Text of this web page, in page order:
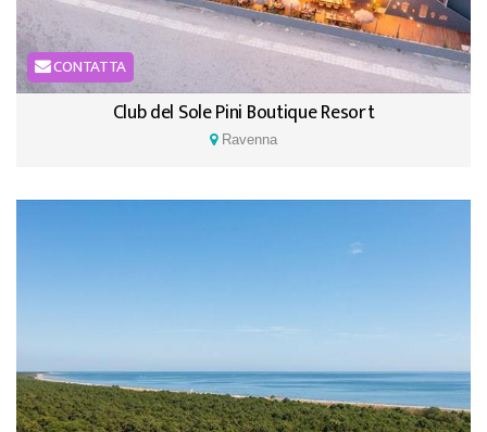
CONTATTA
Club del Sole Pini Boutique Resort
Ravenna